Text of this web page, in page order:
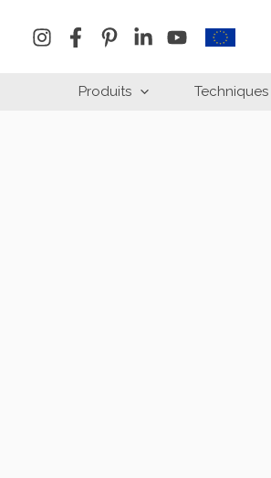
Produits